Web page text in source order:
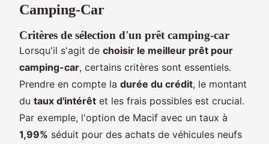
Camping-Car
Critères de sélection d'un prêt camping-car
Lorsqu'il s'agit de choisir le meilleur prêt pour
camping-car, certains critères sont essentiels.
Prendre en compte la durée du crédit, le montant
du taux d'intérêt et les frais possibles est crucial.
Par exemple, l'option de Macif avec un taux à
1,99% séduit pour des achats de véhicules neufs